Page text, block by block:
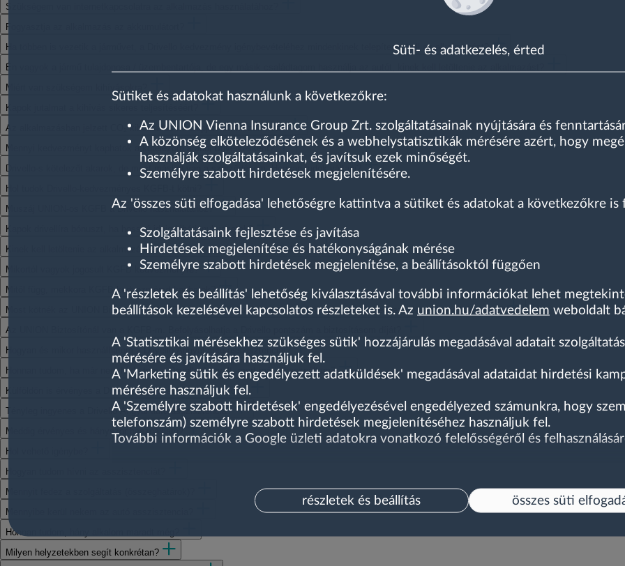
Süti- és adatkezelés, érted
Sütiket és adatokat használunk a következőkre:
Az UNION Vienna Insurance Group Zrt. szolgáltatásainak nyújtására és
A közönség elköteleződésének és a webhelystatisztikák mérésére azért, hogy
használják szolgáltatásainkat, és javítsuk ezek minőségét.
Személyre szabott hirdetések megjelenítésére.
Az 'összes süti elfogadása' lehetőségre kattintva a sütiket és adatokat a következőkre is
Szolgáltatásaink fejlesztése és javítása
Hirdetések megjelenítése és hatékonyságának mérése
Személyre szabott hirdetések megjelenítése, a beállításoktól függően
A 'részletek és beállítás' lehetőség kiválasztásával további információkat lehet
beállítások kezelésével kapcsolatos részleteket is. Az union.hu/adatvedelem weboldalt
A 'Statisztikai mérésekhez szükséges sütik' hozzájárulás megadásával adatait
mérésére és javítására használjuk fel.
A 'Marketing sütik és engedélyezett adatküldések' megadásával adataidat hirdetési
mérésére használjuk fel.
A 'Személyre szabott hirdetések' engedélyezésével engedélyezed számunkra, hogy
telefonszám) személyre szabott hirdetések megjelenítéséhez használjuk fel.
További információk a Google üzleti adatokra vonatkozó felelősségéről és
összes süti
részletek és beállítás
Szükségem van internetkapcsolatra az alkalmazás használatához?
Fogyasztja az alkalmazás az akkumulátort?
Ha többen is vezetik a járművet, a Drivello kedvezmény igénybevételéhez mindenkinek telepítenie kell az alkalmazást?
Én vagyok a jármű tulajdonosa / üzembentartója, de egy másik családtagom használja az autót, kinek kell letöltenie az alkalmazást?
Miért van szükségem kihívásokra?
Kapok jutalmat a kihívás sikeres teljesítéséért?
Az alkalmazásban jelzett CO₂ kibocsátás mi alapján lett kiszámítva?
Mennyi kedvezményt kaphatok a kötelezőm árából Drivello-sként?
Drivello-s kötelezőt akarok, de most máshol van a szerződésem. Hogyan tudok váltani?
Hol tudok Drivello-kedvezményes KGFB-t kötni?
Muszáj UNION-os KGFB a Drivello használatához?
Kapok drivellíra bónuszt, ha hosszú ideig hibátlanul vezetek?
Kinek kell letöltenie az alkalmazást a KGFB kedvezmény igénybevételéhez?
Mikortól vagyok jogosult KGFB kedvezményre?
Mitől függ, mekkora KGFB kedvezményt kaphatok?
Most kötnék az UNION Biztosítónál KGFB-t. A Drivello alkalmazás használójaként milyen kedvezményre vagyok jogosult?
Az UNION Biztosítónál van a KGFB-m. Befolyásolhatja a Drivello pontszám a biztosításom díját?
Hogyan és mikor használhatom a Drivello Angyal autó-asszisztenciát?
Honnan tudom, ha már nem hívhatom a Drivello Angyalt, mert már elhasználtam?
Külföldön is érvényes a Drivello Angyal autó-asszisztencia?
Tényleg ingyenes a Drivello Angyal autó-asszisztencia?
Meddig érvényes és hányszor használható?
Hol vehető igénybe?
Hogyan tudom hívni az asszisztenciát?
Mennyit fedez a szolgáltatás (összeghatárok)?
Mennyibe kerül nekem az autó asszisztencia?
Honnan tudom, hány alkalom maradt még?
Milyen helyzetekben segít konkrétan?